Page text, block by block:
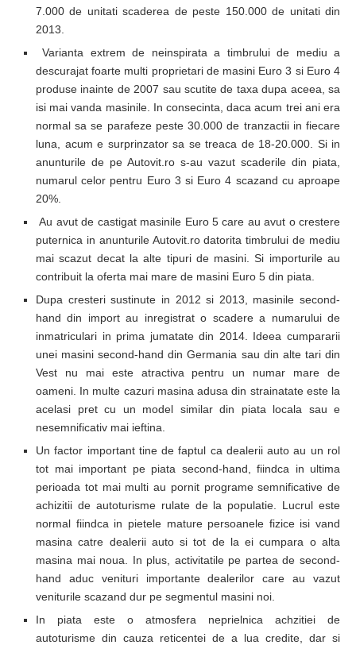
7.000 de unitati scaderea de peste 150.000 de unitati din
2013.
Varianta extrem de neinspirata a timbrului de mediu a
descurajat foarte multi proprietari de masini Euro 3 si Euro 4
produse inainte de 2007 sau scutite de taxa dupa aceea, sa
isi mai vanda masinile. In consecinta, daca acum trei ani era
normal sa se parafeze peste 30.000 de tranzactii in fiecare
luna, acum e surprinzator sa se treaca de 18-20.000. Si in
anunturile de pe Autovit.ro s-au vazut scaderile din piata,
numarul celor pentru Euro 3 si Euro 4 scazand cu aproape
20%.
Au avut de castigat masinile Euro 5 care au avut o crestere
puternica in anunturile Autovit.ro datorita timbrului de mediu
mai scazut decat la alte tipuri de masini. Si importurile au
contribuit la oferta mai mare de masini Euro 5 din piata.
Dupa cresteri sustinute in 2012 si 2013, masinile second-
hand din import au inregistrat o scadere a numarului de
inmatriculari in prima jumatate din 2014. Ideea cumpararii
unei masini second-hand din Germania sau din alte tari din
Vest nu mai este atractiva pentru un numar mare de
oameni. In multe cazuri masina adusa din strainatate este la
acelasi pret cu un model similar din piata locala sau e
nesemnificativ mai ieftina.
Un factor important tine de faptul ca dealerii auto au un rol
tot mai important pe piata second-hand, fiindca in ultima
perioada tot mai multi au pornit programe semnificative de
achizitii de autoturisme rulate de la populatie. Lucrul este
normal fiindca in pietele mature persoanele fizice isi vand
masina catre dealerii auto si tot de la ei cumpara o alta
masina mai noua. In plus, activitatile pe partea de second-
hand aduc venituri importante dealerilor care au vazut
veniturile scazand dur pe segmentul masini noi.
In piata este o atmosfera neprielnica achzitiei de
autoturisme din cauza reticentei de a lua credite, dar si